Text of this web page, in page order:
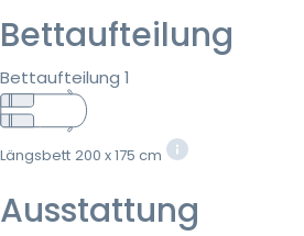
Bettaufteilung
Bettaufteilung 1
Längsbett 200 x 175 cm
Ausstattung